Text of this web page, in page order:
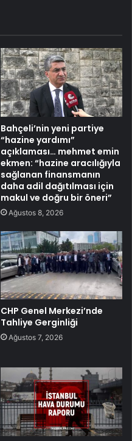
Bahçeli’nin yeni partiye
“hazine yardımı”
açıklaması… mehmet emin
ekmen: “hazine aracılığıyla
sağlanan finansmanın
daha adil dağıtılması için
makul ve doğru bir öneri”
Ağustos 8, 2026
CHP Genel Merkezi’nde
Tahliye Gerginliği
Ağustos 7, 2026